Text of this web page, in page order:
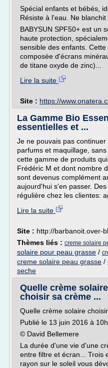
Spécial enfants et bébés,
Résiste à l'eau. Ne blanchit
BABYSUN SPF50+ est un
haute protection,
sensible des enfants.
composée d'écrans
de titane oxyde de zinc)...
Lire la suite
Site : https://
La Gamme Bio
essentielles et ...
Je ne pouvais pas
parfums et maquillage,
cette gamme de produits
Frédéric M et dont nombre
sont devenus complément
aujourd'hui s'en passer.
régulière chez les clientes:
Lire la suite
Site : http://barbanoit.over-
Thèmes liés : creme solaire
solaire pour peau grasse /
creme solaire peau grasse /
seche
Quelle crème
choisir sa crème ...
Quelle crème solaire
Publié le 13 juin 2016 à
© David Bellemere
La durée d'une vie d'une
entre filtre et écran... Trois
rayon sur le soleil vous